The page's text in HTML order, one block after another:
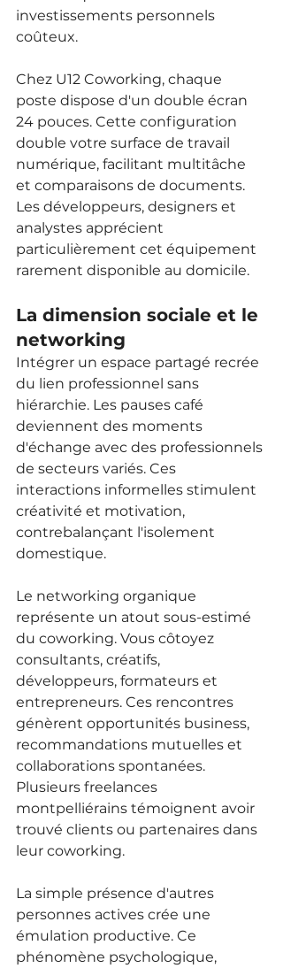
investissements personnels
coûteux.
Chez U12 Coworking, chaque
poste dispose d'un double écran
24 pouces. Cette configuration
double votre surface de travail
numérique, facilitant multitâche
et comparaisons de documents.
Les développeurs, designers et
analystes apprécient
particulièrement cet équipement
rarement disponible au domicile.
La dimension sociale et le
networking
Intégrer un espace partagé recrée
du lien professionnel sans
hiérarchie. Les pauses café
deviennent des moments
d'échange avec des professionnels
de secteurs variés. Ces
interactions informelles stimulent
créativité et motivation,
contrebalançant l'isolement
domestique.
Le networking organique
représente un atout sous-estimé
du coworking. Vous côtoyez
consultants, créatifs,
développeurs, formateurs et
entrepreneurs. Ces rencontres
génèrent opportunités business,
recommandations mutuelles et
collaborations spontanées.
Plusieurs freelances
montpelliérains témoignent avoir
trouvé clients ou partenaires dans
leur coworking.
La simple présence d'autres
personnes actives crée une
émulation productive. Ce
phénomène psychologique,